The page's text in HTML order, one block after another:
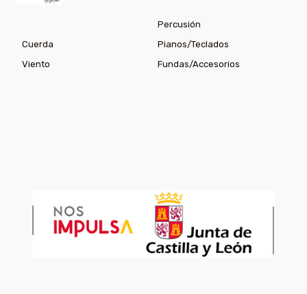
Percusión
Cuerda
Pianos/Teclados
Viento
Fundas/Accesorios